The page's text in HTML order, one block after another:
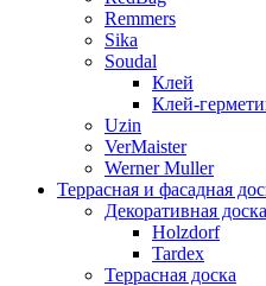
Remmers
Sika
Soudal
Клей
Клей-
Uzin
VerMaister
Werner Muller
Террасная и фасадная
Декоративная доска
Holzdorf
Tardex
Террасная доска